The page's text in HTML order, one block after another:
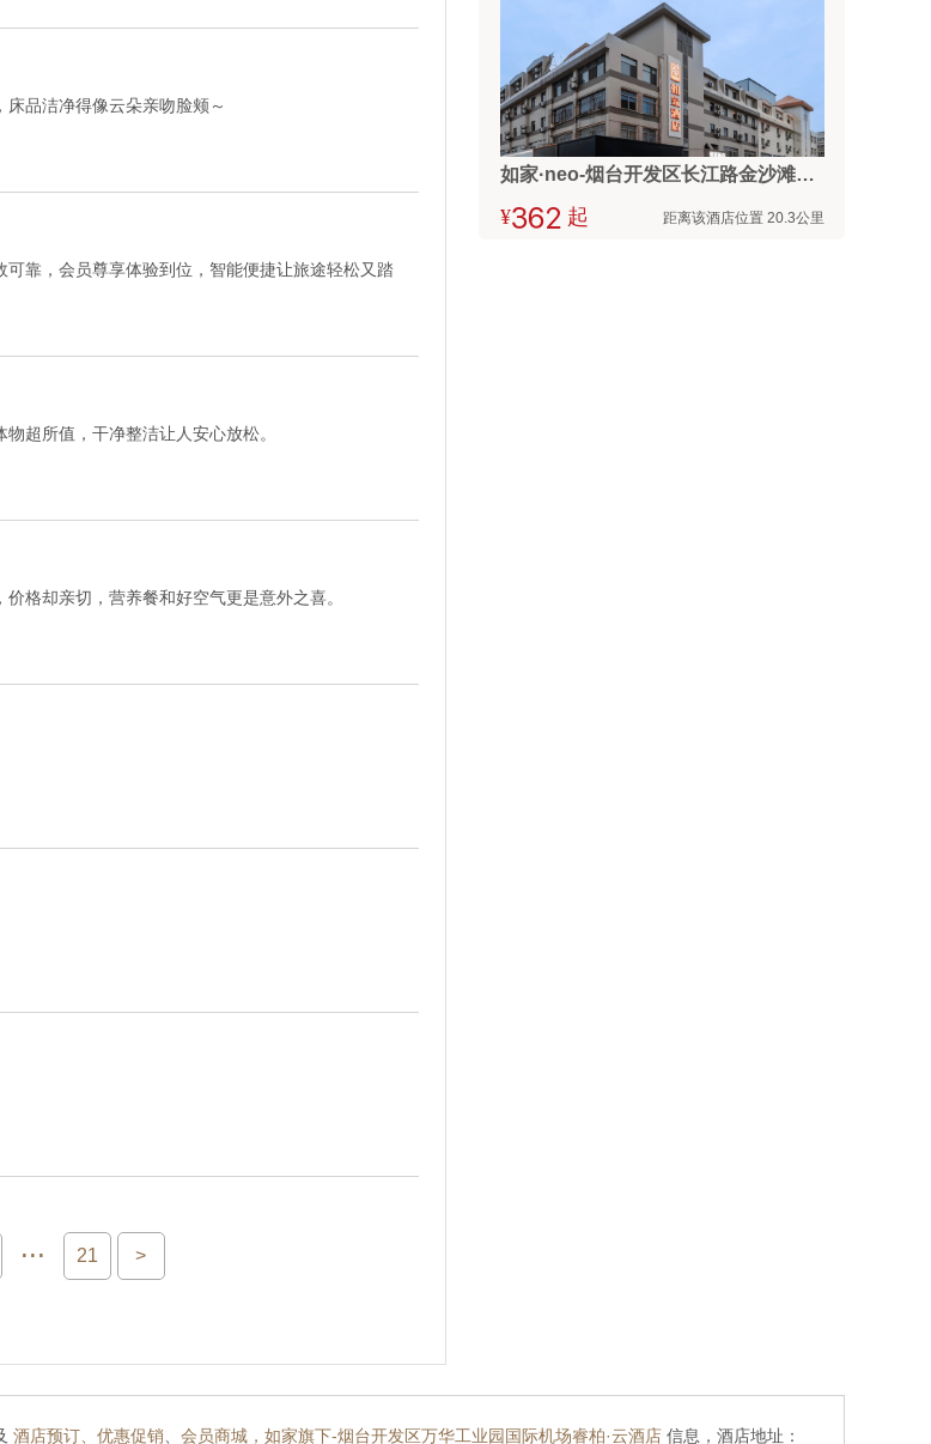
品洁净得像云朵亲吻脸颊～
靠，会员尊享体验到位，智能便捷让旅途轻松又踏
超所值，干净整洁让人安心放松。
格却亲切，营养餐和好空气更是意外之喜。
... 21 >
如家·neo-烟台开发区长江路金沙滩海水浴场店
¥ 起 距离该酒店位置 20.3公里
酒店预订、 优惠促销 会员商城， 如家旗下-烟台开发区万华工业园国际机场睿柏·云酒店 信息，酒店地址：